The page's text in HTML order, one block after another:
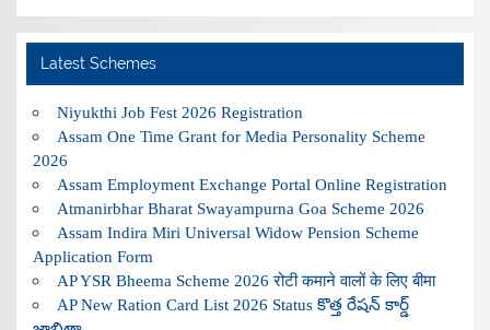
Latest Schemes
Niyukthi Job Fest 2026 Registration
Assam One Time Grant for Media Personality Scheme
2026
Assam Employment Exchange Portal Online Registration
Atmanirbhar Bharat Swayampurna Goa Scheme 2026
Assam Indira Miri Universal Widow Pension Scheme
Application Form
AP YSR Bheema Scheme 2026 रोटी कमाने वालों के लिए बीमा
AP New Ration Card List 2026 Status కొత్త రేషన్ కార్డ్